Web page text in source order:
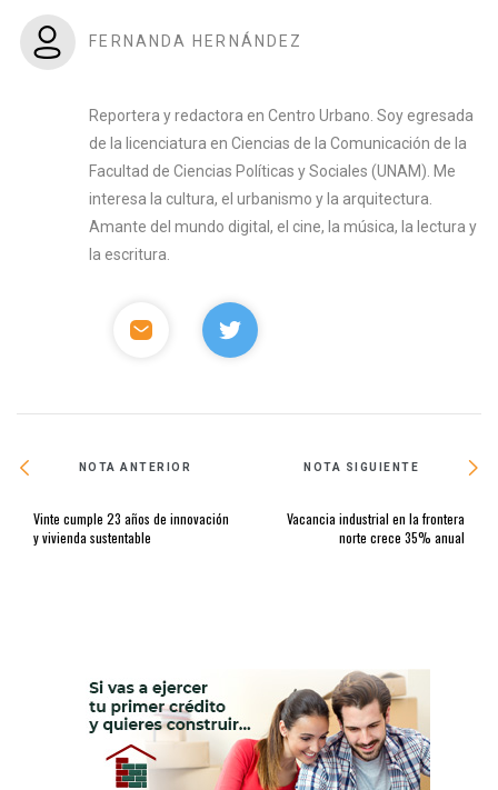
FERNANDA HERNÁNDEZ
Reportera y redactora en Centro Urbano. Soy egresada
de la licenciatura en Ciencias de la Comunicación de la
Facultad de Ciencias Políticas y Sociales (UNAM). Me
interesa la cultura, el urbanismo y la arquitectura.
Amante del mundo digital, el cine, la música, la lectura y
la escritura.
NOTA ANTERIOR
Vinte cumple 23 años de innovación
y vivienda sustentable
NOTA SIGUIENTE
Vacancia industrial en la frontera
norte crece 35% anual